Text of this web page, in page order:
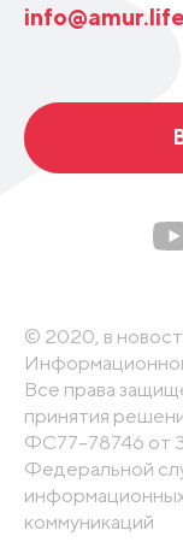
info@amur.life
© 2020, в
Все права
принятия
ФС77-78746 от
Федеральной
коммуникаций